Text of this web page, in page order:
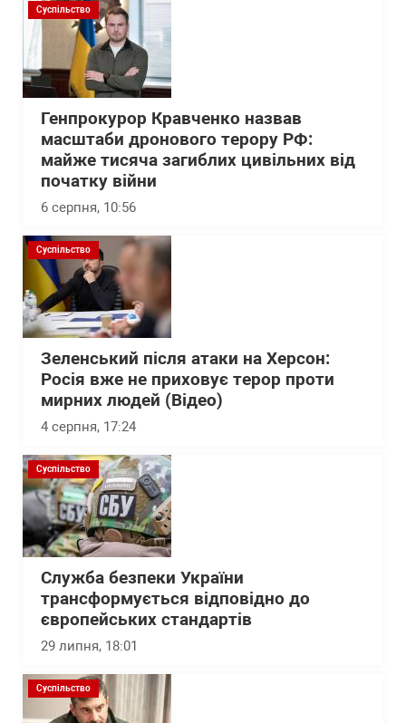
Суспільство
Генпрокурор Кравченко назвав
масштаби дронового терору РФ:
майже тисяча загиблих цивільних від
початку війни
6 серпня, 10:56
Суспільство
Зеленський після атаки на Херсон:
Росія вже не приховує терор проти
мирних людей (Відео)
4 серпня, 17:24
Суспільство
Служба безпеки України
трансформується відповідно до
європейських стандартів
29 липня, 18:01
Суспільство